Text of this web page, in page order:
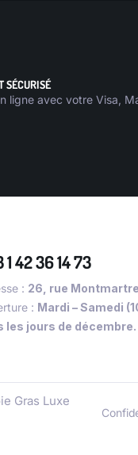
SÉCURISÉ
ligne avec votre Visa,
1 42 36 14 73
: 26, rue
: Mardi – Samedi
les jours de décembre.
Gras Luxe